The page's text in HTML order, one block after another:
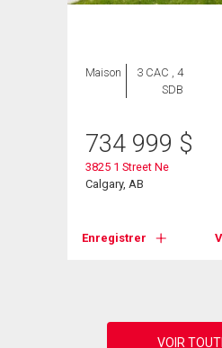
Maison
3 CAC , 4
SDB
734 999 $
3825 1 Street Ne
Calgary, AB
Enregistrer